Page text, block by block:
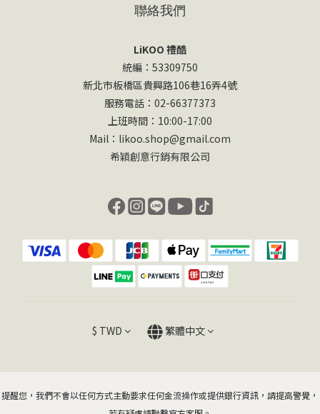
聯絡我們
LiKOO 禮酷
統編：53309750
新北市板橋區貴興路106巷16弄4號
服務電話：02-66377373
上班時間：10:00-17:00
Mail：likoo.shop@gmail.com
希穎創意行銷有限公司
$ TWD 繁體中文
提醒您，我們不會以任何方式主動要求任何金流操作或提供銀行資訊，請提高警覺，